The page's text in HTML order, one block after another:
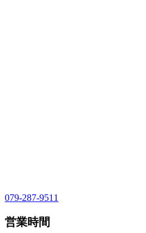
079-287-9511
営業時間